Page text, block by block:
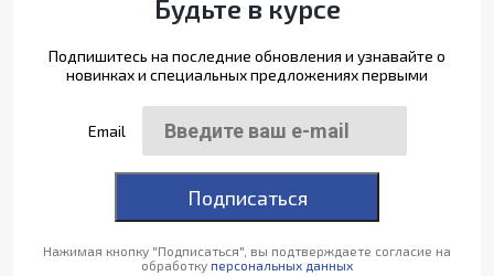
Будьте в курсе
Подпишитесь на последние обновления и узнавайте о
новинках и специальных предложениях первыми
Email
Подписаться
Нажимая кнопку "Подписаться", вы подтверждаете согласие на
обработку персональных данных